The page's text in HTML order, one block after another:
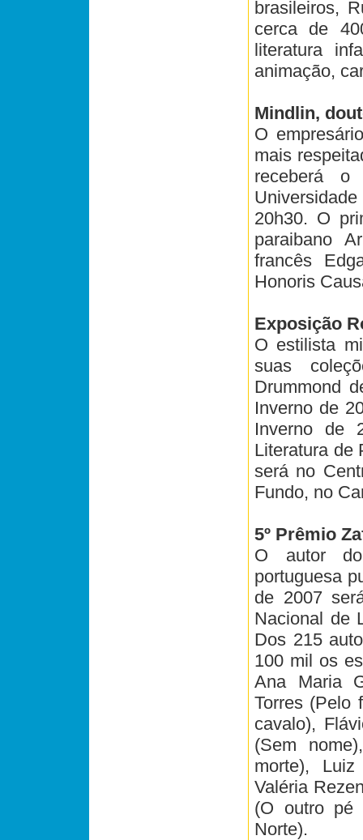
brasileiros,
cerca de
literatura
animação,
Mindlin,
O
mais
receberá
20h30. O
paraibano
francês
Honoris
Exposição
O estilista
suas
Drummond
Inverno de
Inverno de
Literatura de
será no
Fundo, no
5º Prêmio
O autor
portuguesa
de 2007
Nacional de
Dos 215
100 mil os
Ana Maria
Torres (Pelo
cavalo),
(Sem
morte),
Valéria
(O outro pé
Norte).